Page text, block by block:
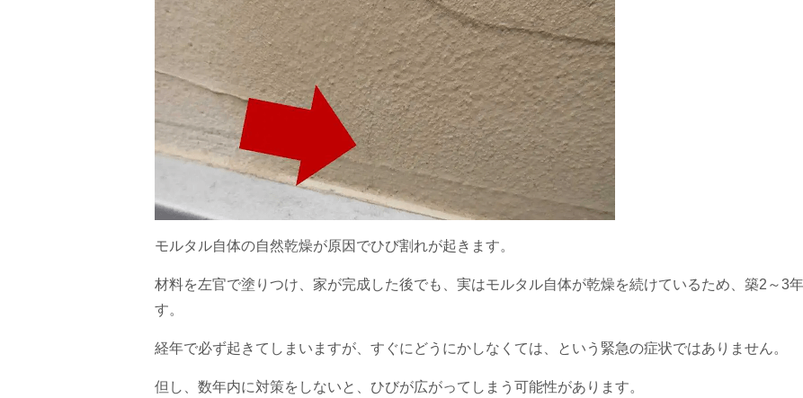
モルタル自体の自然乾燥が原因でひび割れが起きます。
材料を左官で塗りつけ、家が完成した後でも、実はモルタル自体が乾燥を続けているため、築2～3
す。
経年で必ず起きてしまいますが、すぐにどうにかしなくては、という緊急の症状ではありません。
但し、数年内に対策をしないと、ひびが広がってしまう可能性があります。